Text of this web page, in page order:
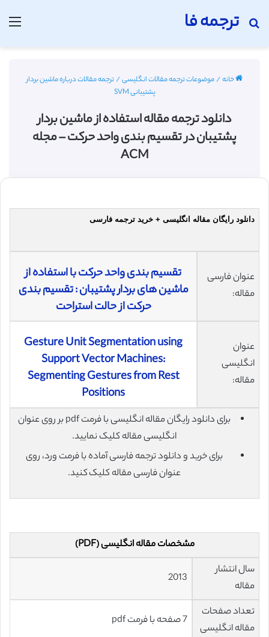
ترجمه فا
جستجو برای
خانه/موضوعات ترجمه مقالات انگلیسی/ترجمه مقالات درباره ماشین بردار
پشتیبانی SVM
دانلود ترجمه مقاله استفاده از ماشین بردار
پشتیبان در تقسیم بندی واحد حرکت – مجله
ACM
دانلود رایگان مقاله انگلیسی + خرید ترجمه فارسی
عنوان فارسی
مقاله:
تقسیم بندی واحد حرکت با استفاده از
ماشین های بردار پشتیبان : تقسیم بندی
حرکت از حالت استراحت
عنوان
انگلیسی
مقاله:
Gesture Unit Segmentation using
Support Vector Machines:
Segmenting Gestures from Rest
Positions
برای دانلود رایگان مقاله انگلیسی با فرمت pdf بر روی عنوان
انگلیسی مقاله کلیک نمایید.
برای خرید و دانلود ترجمه فارسی آماده با فرمت ورد، روی
عنوان فارسی مقاله کلیک کنید.
مشخصات مقاله انگلیسی (PDF)
سال انتشار
مقاله
2013
تعداد صفحات
مقاله انگلیسی
7 صفحه با فرمت pdf